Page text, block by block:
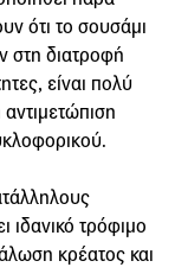
ότι το σουσάμι
στη διατροφή
είναι πολύ
τρόφιμο
κρέατος και